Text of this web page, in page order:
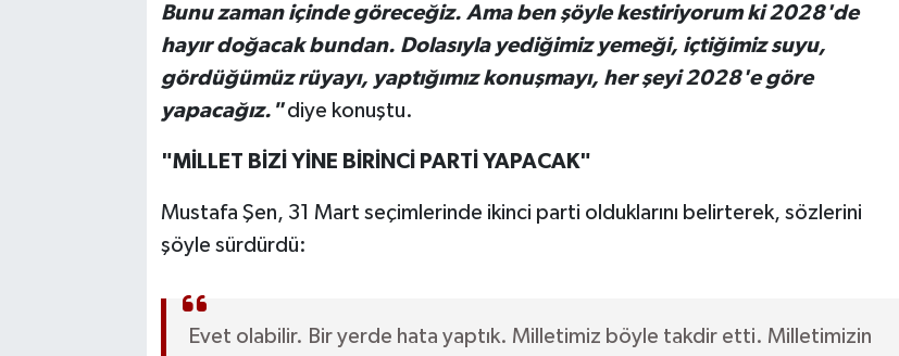
Bunu zaman içinde göreceğiz. Ama ben şöyle kestiriyorum ki 2028'de
hayır doğacak bundan. Dolasıyla yediğimiz yemeği, içtiğimiz suyu,
gördüğümüz rüyayı, yaptığımız konuşmayı, her şeyi 2028'e göre
yapacağız."diye konuştu.
"MİLLET BİZİ YİNE BİRİNCİ PARTİ YAPACAK"
Mustafa Şen, 31 Mart seçimlerinde ikinci parti olduklarını belirterek, sözlerini
şöyle sürdürdü:
Evet olabilir. Bir yerde hata yaptık. Milletimiz böyle takdir etti. Milletimizin